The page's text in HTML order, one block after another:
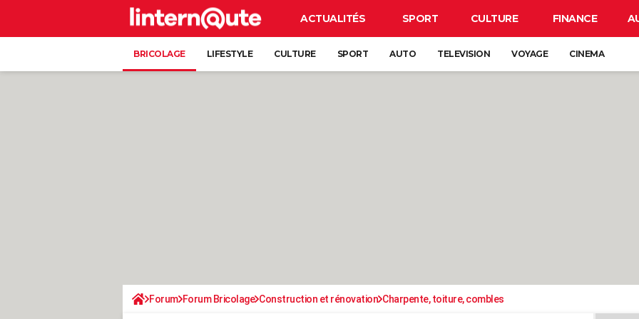
ACTUALITÉS SPORT CULTURE FINANCE
BRICOLAGE LIFESTYLE CULTURE SPORT AUTO TELEVISION VOYAGE CINEMA
Forum Forum Bricolage Construction et rénovation Charpente, toiture, combles